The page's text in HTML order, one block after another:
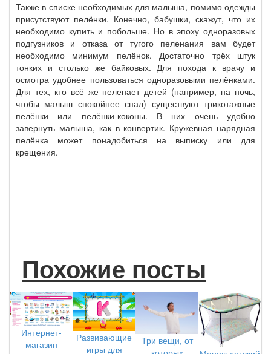
Также в списке необходимых для малыша, помимо одежды
присутствуют пелёнки. Конечно, бабушки, скажут, что их
необходимо купить и побольше. Но в эпоху одноразовых
подгузников и отказа от тугого пеленания вам будет
необходимо минимум пелёнок. Достаточно трёх штук
тонких и столько же байковых. Для похода к врачу и
осмотра удобнее пользоваться одноразовыми пелёнками.
Для тех, кто всё же пеленает детей (например, на ночь,
чтобы малыш спокойнее спал) существуют трикотажные
пелёнки или пелёнки-коконы. В них очень удобно
завернуть малыша, как в конвертик. Кружевная нарядная
пелёнка может понадобиться на выписку или для
крещения.
Похожие посты
Интернет-
магазин
Развивающие
игры для
Три вещи, от